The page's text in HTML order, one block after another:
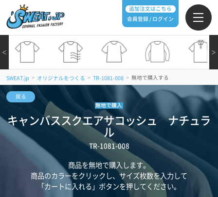
追加注文はこちら
会員登録 / ログイン
＞
＜
SWEAT.jp > オリジナルをつくる > TR-1081-008 > 無地で購入する
戻る
無地で購入
キャンバススクエアサコッシュ ナチュラ
ル
TR-1081-008
商品を無地で購入します。
商品のカラーをクリックし、サイズ枚数を入力して
「カートに入れる」ボタンを押してください。